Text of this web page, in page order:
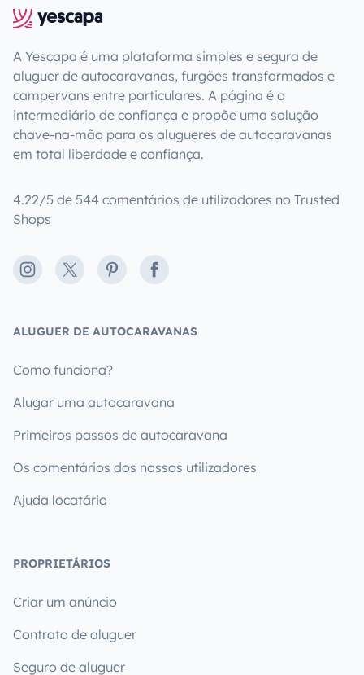
A Yescapa é uma plataforma simples e segura de
aluguer de autocaravanas, furgões transformados e
campervans entre particulares. A página é o
intermediário de confiança e propõe uma solução
chave-na-mão para os alugueres de autocaravanas
em total liberdade e confiança.
4.22/5 de 544 comentários de utilizadores no Trusted
Shops
Instagram
X PinterestFacebook
ALUGUER DE AUTOCARAVANAS
Como funciona?
Alugar uma autocaravana
Primeiros passos de autocaravana
Os comentários dos nossos utilizadores
Ajuda locatário
PROPRIETÁRIOS
Criar um anúncio
Contrato de aluguer
Seguro de aluguer